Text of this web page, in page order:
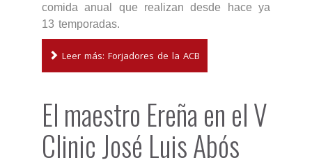
comida anual que realizan desde hace ya
13 temporadas.
Leer más: Forjadores de la ACB
El maestro Ereña en el V
Clinic José Luis Abós